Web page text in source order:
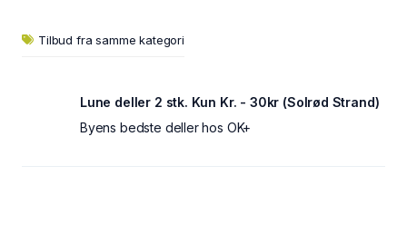
Tilbud fra samme kategori
Lune deller 2 stk. Kun Kr. - 30kr (Solrød Strand)
Byens bedste deller hos OK+